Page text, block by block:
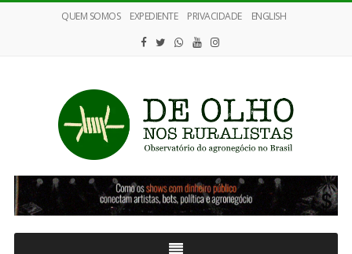
QUEM SOMOS EXPEDIENTE PRIVACIDADE ENGLISH
De
Olho
nos